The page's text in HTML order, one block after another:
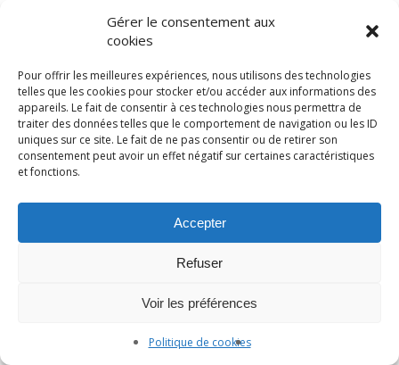
Gérer le consentement aux
cookies
Pour offrir les meilleures expériences, nous utilisons des technologies
telles que les cookies pour stocker et/ou accéder aux informations des
appareils. Le fait de consentir à ces technologies nous permettra de
traiter des données telles que le comportement de navigation ou les ID
uniques sur ce site. Le fait de ne pas consentir ou de retirer son
consentement peut avoir un effet négatif sur certaines caractéristiques
et fonctions.
Accepter
Refuser
Voir les préférences
Politique de cookies